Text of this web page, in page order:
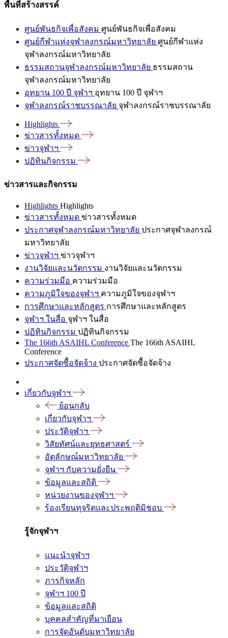
พื้นที่สร้างสรรค์
ศูนย์พันธกิจเพื่อสังคม ศูนย์พันธกิจเพื่อสังคม
ศูนย์กีฬาแห่งจุฬาลงกรณ์มหาวิทยาลัย ศูนย์กีฬาแห่ง
จุฬาลงกรณ์มหาวิทยาลัย
ธรรมสถานจุฬาลงกรณ์มหาวิทยาลัย ธรรมสถาน
จุฬาลงกรณ์มหาวิทยาลัย
อุทยาน 100 ปี จุฬาฯ อุทยาน 100 ปี จุฬาฯ
จุฬาลงกรณ์ราชบรรณาลัย จุฬาลงกรณ์ราชบรรณาลัย
Highlights
ข่าวสารทั้งหมด
ข่าวจุฬาฯ
ปฏิทินกิจกรรม
ข่าวสารและกิจกรรม
Highlights Highlights
ข่าวสารทั้งหมด ข่าวสารทั้งหมด
ประกาศจุฬาลงกรณ์มหาวิทยาลัย ประกาศจุฬาลงกรณ์
มหาวิทยาลัย
ข่าวจุฬาฯ ข่าวจุฬาฯ
งานวิจัยและนวัตกรรม งานวิจัยและนวัตกรรม
ความร่วมมือ ความร่วมมือ
ความภูมิใจของจุฬาฯ ความภูมิใจของจุฬาฯ
การศึกษาและหลักสูตร การศึกษาและหลักสูตร
จุฬาฯ ในสื่อ จุฬาฯ ในสื่อ
ปฏิทินกิจกรรม ปฏิทินกิจกรรม
The 166th ASAIHL Conference The 166th ASAIHL
Conference
ประกาศจัดซื้อจัดจ้าง ประกาศจัดซื้อจัดจ้าง
เกี่ยวกับจุฬาฯ
ย้อนกลับ
เกี่ยวกับจุฬาฯ
ประวัติจุฬาฯ
วิสัยทัศน์และยุทธศาสตร์
อัตลักษณ์มหาวิทยาลัย
จุฬาฯ กับความยั่งยืน
ข้อมูลและสถิติ
หน่วยงานของจุฬาฯ
ร้องเรียนทุจริตและประพฤติมิชอบ
รู้จักจุฬาฯ
แนะนำจุฬาฯ
ประวัติจุฬาฯ
ภารกิจหลัก
จุฬาฯ 100 ปี
ข้อมูลและสถิติ
บุคคลสำคัญที่มาเยือน
การจัดอันดับมหาวิทยาลัย